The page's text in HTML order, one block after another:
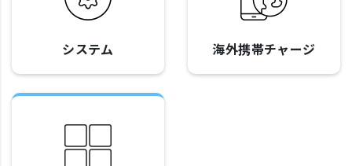
システム 海外携帯チャージ